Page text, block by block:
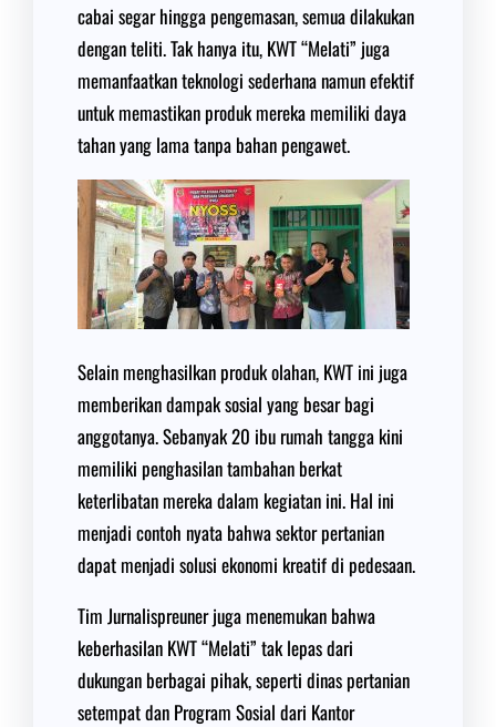
cabai segar hingga pengemasan, semua dilakukan
dengan teliti. Tak hanya itu, KWT “Melati” juga
memanfaatkan teknologi sederhana namun efektif
untuk memastikan produk mereka memiliki daya
tahan yang lama tanpa bahan pengawet.
Selain menghasilkan produk olahan, KWT ini juga
memberikan dampak sosial yang besar bagi
anggotanya. Sebanyak 20 ibu rumah tangga kini
memiliki penghasilan tambahan berkat
keterlibatan mereka dalam kegiatan ini. Hal ini
menjadi contoh nyata bahwa sektor pertanian
dapat menjadi solusi ekonomi kreatif di pedesaan.
Tim Jurnalispreuner juga menemukan bahwa
keberhasilan KWT “Melati” tak lepas dari
dukungan berbagai pihak, seperti dinas pertanian
setempat dan Program Sosial dari Kantor